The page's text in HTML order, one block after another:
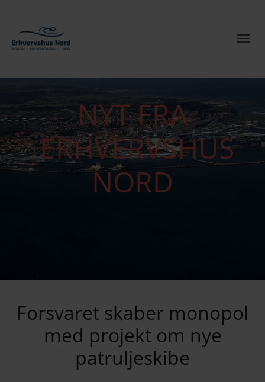
NYT FRA
ERHVERVSHUS
NORD
Forsvaret skaber monopol
med projekt om nye
patruljeskibe